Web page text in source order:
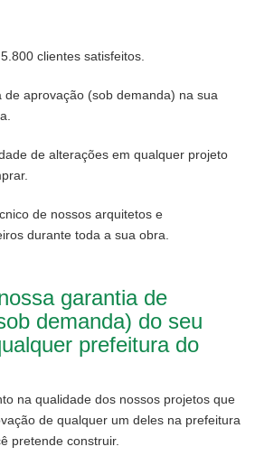
clientes satisfeitos.
de aprovação (sob demanda) na sua
de alterações em qualquer projeto
de nossos arquitetos e
durante toda a sua obra.
garantia de
demanda) do seu
prefeitura do
na qualidade dos nossos projetos que
de qualquer um deles na prefeitura
pretende construir.